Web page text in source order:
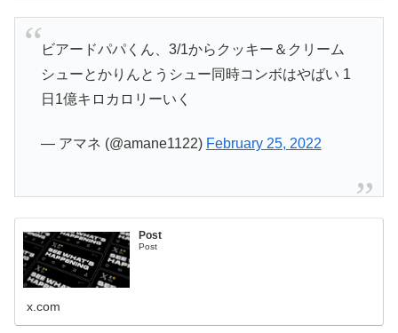
ビアードパパくん、3/1からクッキー＆クリーム
シューとかりんとうシュー同時コンボはやばい 1
日1億キロカロリーいく
— アマネ (@amane1122) February 25, 2022
Post
Post
x.com